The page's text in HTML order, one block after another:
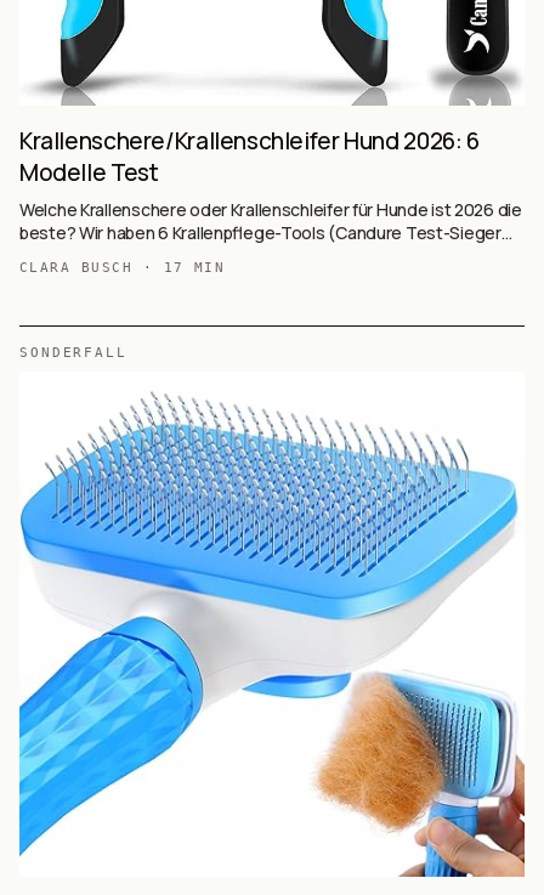
Krallenschere/Krallenschleifer Hund 2026: 6
Modelle Test
Welche Krallenschere oder Krallenschleifer für Hunde ist 2026 die
beste? Wir haben 6 Krallenpflege-Tools (Candure Test-Sieger
LED, PETPROVED, ETENTOUS 2-in-1) auf Basis von 69.413+
Sicherheitsschutz und LED.
CLARA BUSCH · 17 MIN
SONDERFALL